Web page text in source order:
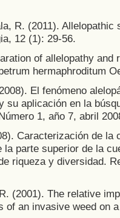
R. (2011).
12 (1): 29-56.
of allelopathy and
hermaphroditum
El fenómeno
su aplicación en la
1, año 7, abril
Caracterización de
la parte superior de la
riqueza y diversidad.
(2001). The relative
of an invasive weed on